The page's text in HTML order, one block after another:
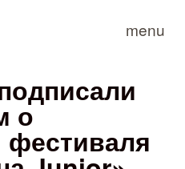
menu
о